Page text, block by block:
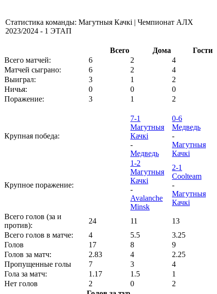
Статистика команды: Магутныя Качкі | Чемпионат АЛХ
2023/2024 - 1 ЭТАП
Всего Дома
Гости
Всего матчей:
6 2
4
Матчей сыграно:
6 2
4
Выиграл:
3 1
2
Ничья:
0 0
0
Поражение:
3 1 2
Крупная победа:
7-1
Магутныя
Качкі
-
Медведь
0-6
Медведь
-
Магутныя
Качкі
Крупное поражение:
1-2
Магутныя
Качкі
-
Avalanche
Minsk
2-1
Coolteam
-
Магутныя
Качкі
Всего голов (за и
против):
24 11
13
Всего голов в матче:
4 5.5
3.25
Голов
17 8
9
Голов за матч:
2.83 4
2.25
Пропущенные голы
7 3
4
Гола за матч:
1.17 1.5
1
Нет голов
2 0
2